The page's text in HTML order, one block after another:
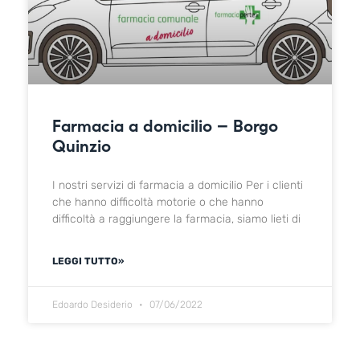
Farmacia a domicilio – Borgo
Quinzio
I nostri servizi di farmacia a domicilio Per i clienti
che hanno difficoltà motorie o che hanno
difficoltà a raggiungere la farmacia, siamo lieti di
LEGGI TUTTO»
Edoardo Desiderio 07/06/2022